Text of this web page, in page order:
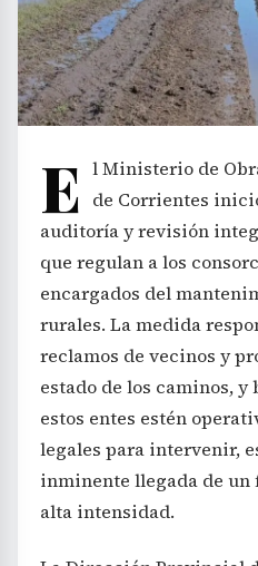
E l Ministerio de
de Corrientes
auditoría y revisión
que regulan a los
encargados del
rurales. La medida
reclamos de vecinos y
estado de los caminos, y
estos entes estén
legales para intervenir,
inminente llegada de un
alta intensidad.